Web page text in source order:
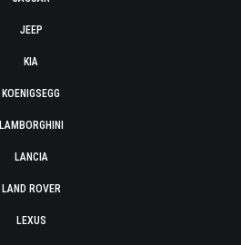
JEEP
KIA
KOENIGSEGG
LAMBORGHINI
LANCIA
LAND ROVER
LEXUS